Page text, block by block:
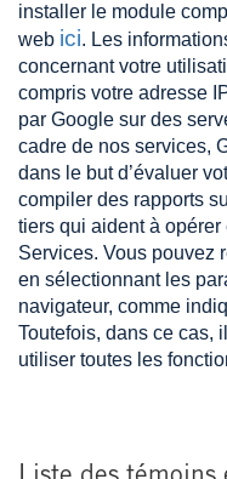
installer le module
web ici. Les
concernant votre
compris votre adresse
par Google sur des
cadre de nos services,
dans le but d’évaluer
compiler des rapports
tiers qui aident à
Services. Vous pouvez
en sélectionnant les
navigateur, comme
Toutefois, dans ce cas,
utiliser toutes les